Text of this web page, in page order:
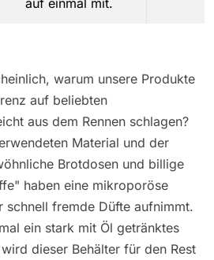
warum unsere Produkte
auf beliebten
aus dem Rennen schlagen?
Material und der
Brotdosen und billige
haben eine mikroporöse
schnell fremde Düfte aufnimmt.
ein stark mit Öl getränktes
dieser Behälter für den Rest